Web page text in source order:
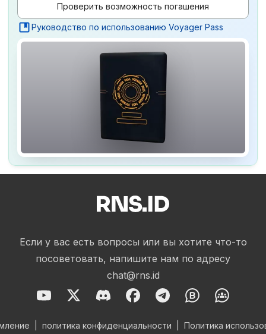
Проверить возможность погашения
Руководство по использованию Voyager Pass
Если у вас есть вопросы или вы хотите что-то
посоветовать, напишите нам по адресу
chat@rns.id
политика конфиденциальности Политика